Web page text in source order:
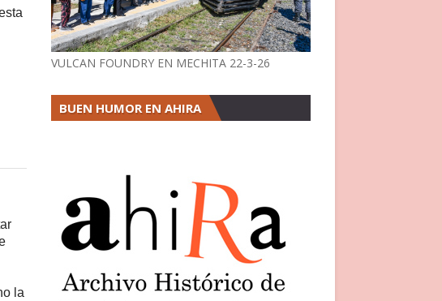
la
VULCAN FOUNDRY EN MECHITA 22-3-26
BUEN HUMOR EN AHIRA